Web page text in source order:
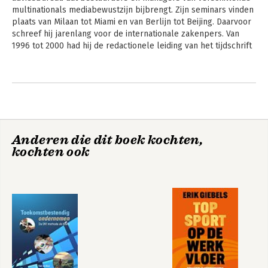
multinationals mediabewustzijn bijbrengt. Zijn seminars vinden
plaats van Milaan tot Miami en van Berlijn tot Beijing. Daarvoor
schreef hij jarenlang voor de internationale zakenpers. Van
1996 tot 2000 had hij de redactionele leiding van het tijdschrift
Andere boeken door Hans Kruyzen
Spraakmakend
presenteren
Anderen die dit boek kochten,
kochten ook